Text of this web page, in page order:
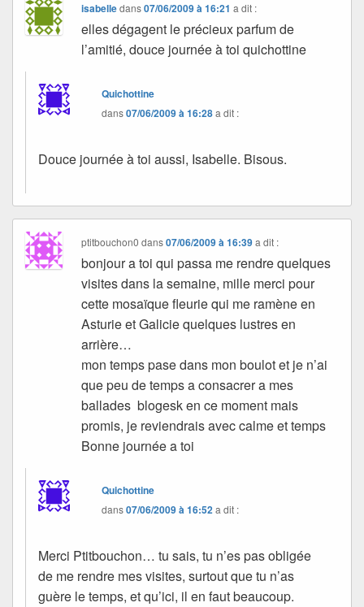
isabelledans07/06/2009 à 16:21 a dit :
elles dégagent le précieux parfum de
l’amitié, douce journée à toi quichottine
Quichottine
dans07/06/2009 à 16:28a dit :
Douce journée à toi aussi, Isabelle. Bisous.
ptitbouchon0 dans07/06/2009 à 16:39 a dit :
bonjour a toi qui passa me rendre quelques
visites dans la semaine, mille merci pour
cette mosaïque fleurie qui me ramène en
Asturie et Galicie quelques lustres en
arrière…
mon temps pase dans mon boulot et je n’ai
que peu de temps a consacrer a mes
ballades blogesk en ce moment mais
promis, je reviendrais avec calme et temps
Bonne journée a toi
Quichottine
dans07/06/2009 à 16:52a dit :
Merci Ptitbouchon… tu sais, tu n’es pas obligée
de me rendre mes visites, surtout que tu n’as
guère le temps, et qu’ici, il en faut beaucoup.